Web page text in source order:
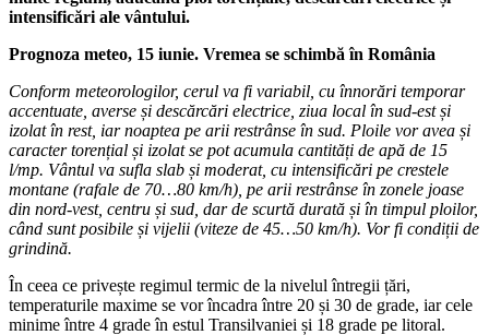
intensificări ale vântului.
Prognoza meteo, 15 iunie. Vremea se schimbă în România
Conform meteorologilor, cerul va fi variabil, cu înnorări temporar
accentuate, averse și descărcări electrice, ziua local în sud-est și
izolat în rest, iar noaptea pe arii restrânse în sud. Ploile vor avea și
caracter torențial și izolat se pot acumula cantități de apă de 15
l/mp. Vântul va sufla slab și moderat, cu intensificări pe crestele
montane (rafale de 70…80 km/h), pe arii restrânse în zonele joase
din nord-vest, centru și sud, dar de scurtă durată și în timpul ploilor,
când sunt posibile și vijelii (viteze de 45…50 km/h). Vor fi condiții de
grindină.
În ceea ce privește regimul termic de la nivelul întregii țări,
temperaturile maxime se vor încadra între 20 și 30 de grade, iar cele
minime între 4 grade în estul Transilvaniei și 18 grade pe litoral.